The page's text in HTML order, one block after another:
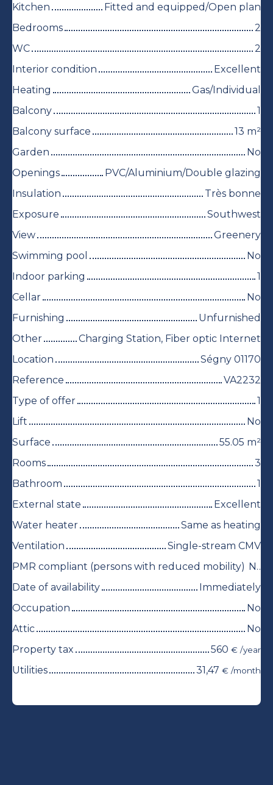
Kitchen
Fitted and equipped/Open plan
Bedrooms
2
WC
2
Interior condition
Excellent
Heating
Gas/Individual
Balcony
1
Balcony surface
13 m²
Garden
No
Openings
PVC/Aluminium/Double glazing
Insulation
Très bonne
Exposure
Southwest
View
Greenery
Swimming pool
No
Indoor parking
1
Cellar
No
Furnishing
Unfurnished
Other
Charging Station, Fiber optic Internet
Location
Ségny 01170
Reference
VA2232
Type of offer
1
Lift
No
Surface
55.05 m²
Rooms
3
Bathroom
1
External state
Excellent
Water heater
Same as heating
Ventilation
Single-stream CMV
PMR compliant (persons with reduced mobility)
No
Date of availability
Immediately
Occupation
No
Attic
No
Property tax
560 € /year
Utilities 31,47 € /month